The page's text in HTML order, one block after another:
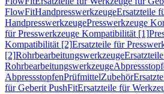
FlowFitHandpresswerkzeugeErsatzteile
HandpresswerkzeugePresswerkzeuge
für Presswerkzeuge Kompatibilität [1]
Kompatibilität [2]Ersatzteile für
[2]Rohrbearbeitungswerkzeuge
Rohrbearbeitungswerkzeuge
AbpressstopfenPrüfmittelZubehör
für Geberit PushFitErsatzteile für